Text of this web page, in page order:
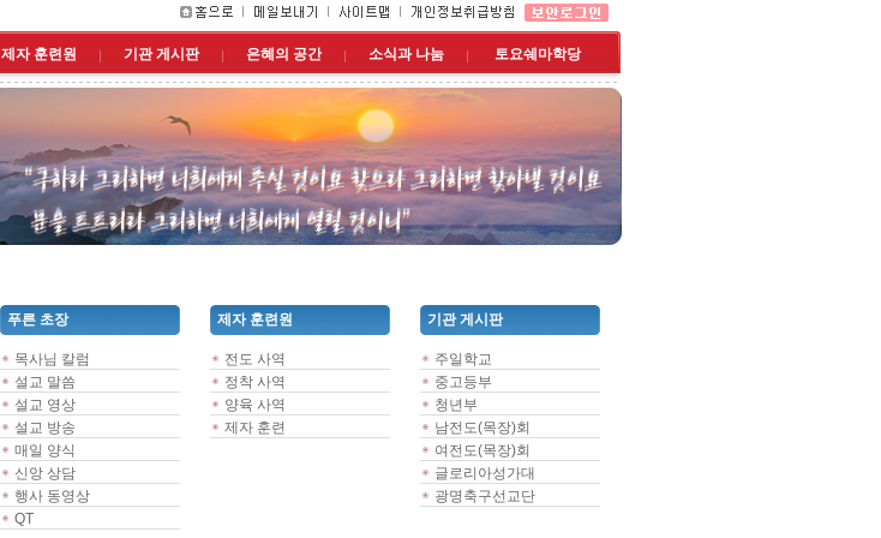
제자 훈련원 기관 게시판 은혜의 공간 소식과 나눔 토요쉐마학당
푸른 초장
목사님 칼럼
설교 말씀
설교 영상
설교 방송
매일 양식
신앙 상담
행사 동영상
QT
제자 훈련원
전도 사역
정착 사역
양육 사역
제자 훈련
기관 게시판
주일학교
중고등부
청년부
남전도(목장)회
여전도(목장)회
글로리아성가대
광명축구선교단